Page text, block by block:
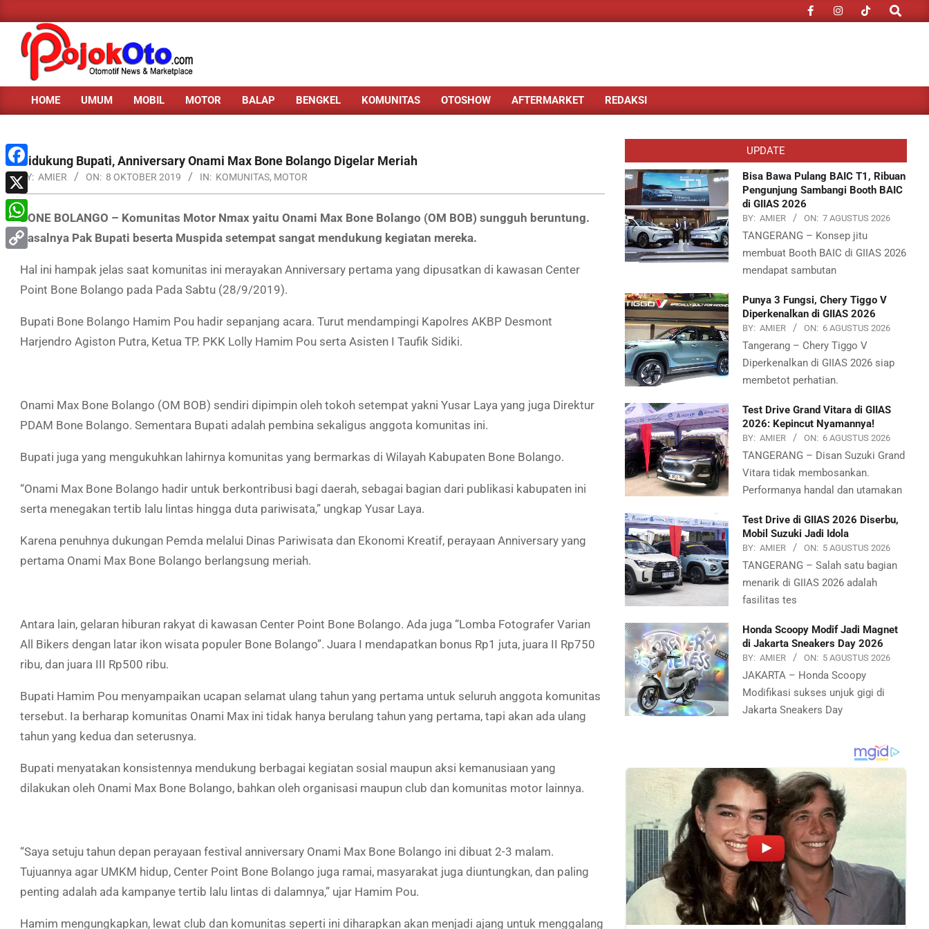
to
content
Search
Primary
Menu
HOME UMUM MOBIL MOTOR BALAP BENGKEL KOMUNITAS OTOSHOW AFTERMARKET REDAKSI
Didukung Bupati, Anniversary Onami Max Bone Bolango Digelar Meriah
BY: AMIER ON: 8 OKTOBER 2019 IN: KOMUNITAS, MOTOR
BONE BOLANGO – Komunitas Motor Nmax yaitu Onami Max Bone Bolango (OM BOB) sungguh beruntung.
Pasalnya Pak Bupati beserta Muspida setempat sangat mendukung kegiatan mereka.
Hal ini hampak jelas saat komunitas ini merayakan Anniversary pertama yang dipusatkan di kawasan Center
Point Bone Bolango pada Pada Sabtu (28/9/2019).
Bupati Bone Bolango Hamim Pou hadir sepanjang acara. Turut mendampingi Kapolres AKBP Desmont
Harjendro Agiston Putra, Ketua TP. PKK Lolly Hamim Pou serta Asisten I Taufik Sidiki.
Onami Max Bone Bolango (OM BOB) sendiri dipimpin oleh tokoh setempat yakni Yusar Laya yang juga Direktur
PDAM Bone Bolango. Sementara Bupati adalah pembina sekaligus anggota komunitas ini.
Bupati juga yang mengukuhkan lahirnya komunitas yang bermarkas di Wilayah Kabupaten Bone Bolango.
“Onami Max Bone Bolango hadir untuk berkontribusi bagi daerah, sebagai bagian dari publikasi kabupaten ini
serta menegakan tertib lalu lintas hingga duta pariwisata,” ungkap Yusar Laya.
Karena penuhnya dukungan Pemda melalui Dinas Pariwisata dan Ekonomi Kreatif, perayaan Anniversary yang
pertama Onami Max Bone Bolango berlangsung meriah.
Antara lain, gelaran hiburan rakyat di kawasan Center Point Bone Bolango. Ada juga “Lomba Fotografer Varian
All Bikers dengan latar ikon wisata populer Bone Bolango”. Juara I mendapatkan bonus Rp1 juta, juara II Rp750
ribu, dan juara III Rp500 ribu.
Bupati Hamim Pou menyampaikan ucapan selamat ulang tahun yang pertama untuk seluruh anggota komunitas
tersebut. Ia berharap komunitas Onami Max ini tidak hanya berulang tahun yang pertama, tapi akan ada ulang
tahun yang kedua dan seterusnya.
Bupati menyatakan konsistennya mendukung berbagai kegiatan sosial maupun aksi kemanusiaan yang
dilakukan oleh Onami Max Bone Bolango, bahkan oleh organisasi maupun club dan komunitas motor lainnya.
“Saya setuju tahun depan perayaan festival anniversary Onami Max Bone Bolango ini dibuat 2-3 malam.
Tujuannya agar UMKM hidup, Center Point Bone Bolango juga ramai, masyarakat juga diuntungkan, dan paling
penting adalah ada kampanye tertib lalu lintas di dalamnya,” ujar Hamim Pou.
Hamim mengungkapkan, lewat club dan komunitas seperti ini diharapkan akan menjadi ajang untuk menggalang
UPDATE
Bisa Bawa Pulang BAIC T1, Ribuan
Pengunjung Sambangi Booth BAIC
di GIIAS 2026
BY: AMIER ON: 7 AGUSTUS 2026
TANGERANG – Konsep jitu
membuat Booth BAIC di GIIAS 2026
mendapat sambutan
Punya 3 Fungsi, Chery Tiggo V
Diperkenalkan di GIIAS 2026
BY: AMIER ON: 6 AGUSTUS 2026
Tangerang – Chery Tiggo V
Diperkenalkan di GIIAS 2026 siap
membetot perhatian.
Test Drive Grand Vitara di GIIAS
2026: Kepincut Nyamannya!
BY: AMIER ON: 6 AGUSTUS 2026
TANGERANG – Disan Suzuki Grand
Vitara tidak membosankan.
Performanya handal dan utamakan
Test Drive di GIIAS 2026 Diserbu,
Mobil Suzuki Jadi Idola
BY: AMIER ON: 5 AGUSTUS 2026
TANGERANG – Salah satu bagian
menarik di GIIAS 2026 adalah
fasilitas tes
Honda Scoopy Modif Jadi Magnet
di Jakarta Sneakers Day 2026
BY: AMIER ON: 5 AGUSTUS 2026
JAKARTA – Honda Scoopy
Modifikasi sukses unjuk gigi di
Jakarta Sneakers Day
Facebook
X
WhatsApp